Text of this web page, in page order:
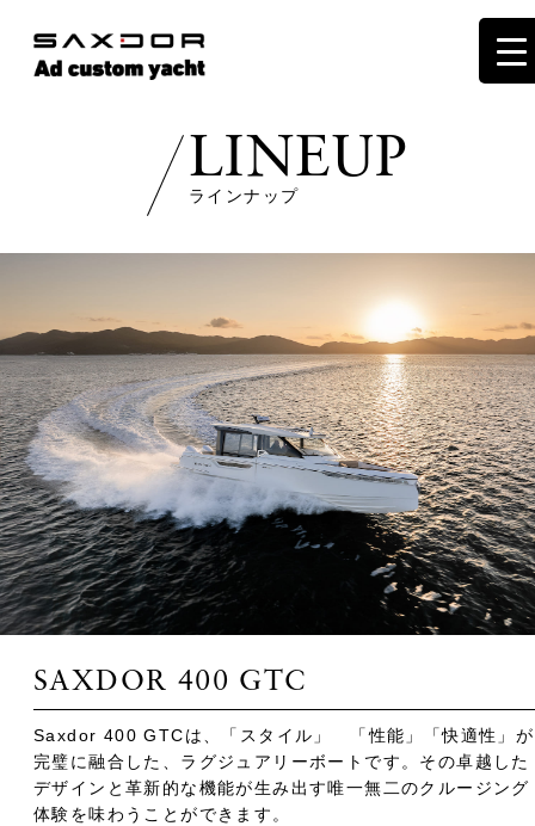
LINEUP
ラインナップ
SAXDOR 400 GTC
Saxdor 400 GTCは、「スタイル」 「性能」「快適性」が
完璧に融合した、ラグジュアリーボートです。その卓越した
デザインと革新的な機能が生み出す唯一無二のクルージング
体験を味わうことができます。